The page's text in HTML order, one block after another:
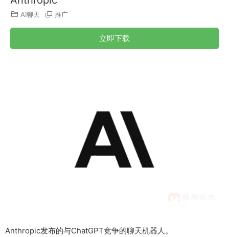
AI聊天 推广
立即下载
Anthropic发布的与ChatGPT竞争的聊天机器人。